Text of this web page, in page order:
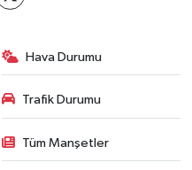
Hava Durumu
Trafik Durumu
Tüm Manşetler